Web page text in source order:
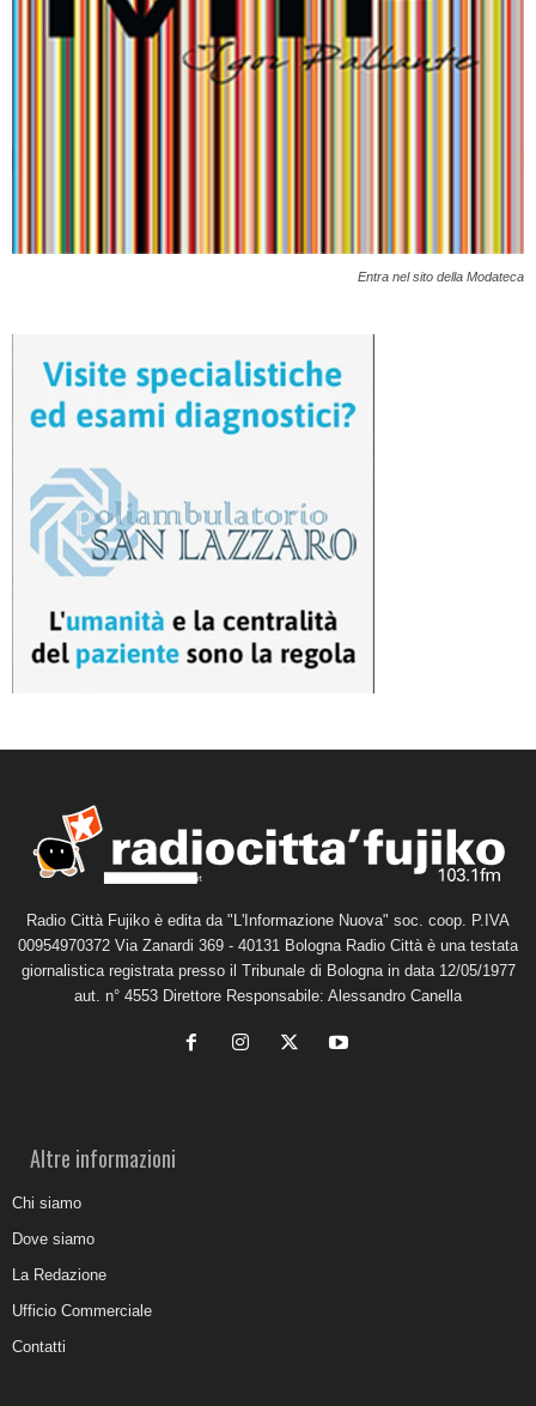
Entra nel sito della Modateca
Radio Città Fujiko è edita da "L'Informazione Nuova" soc. coop. P.IVA
00954970372 Via Zanardi 369 - 40131 Bologna Radio Città è una testata
giornalistica registrata presso il Tribunale di Bologna in data 12/05/1977
aut. n° 4553 Direttore Responsabile: Alessandro Canella
Altre informazioni
Chi siamo
Dove siamo
La Redazione
Ufficio Commerciale
Contatti